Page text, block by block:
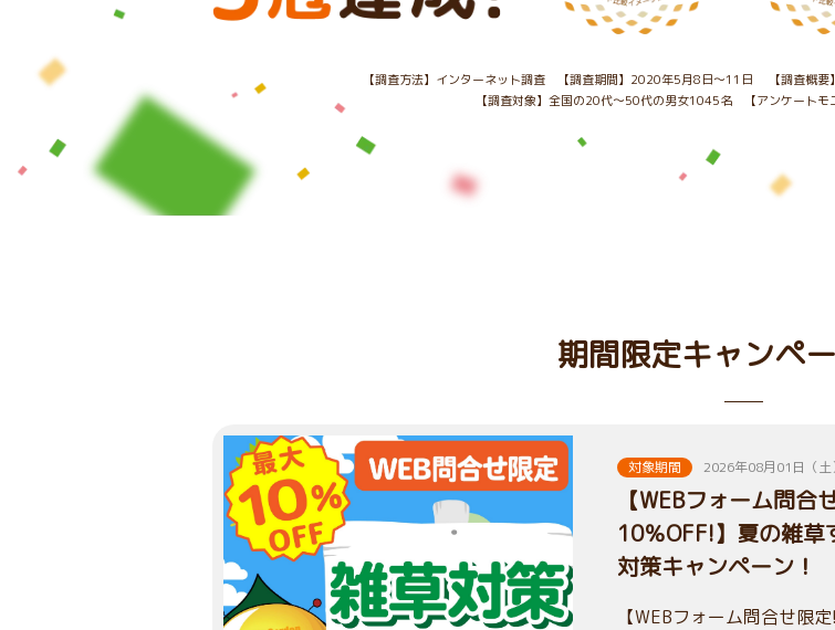
【調査方法】インターネット調査 【調査期間】2020年5月8日～11日
【調査概
【調査対象】全国の20代～50代の男女1045名
【アンケート
期間限定キャンペ
対象期間 2026年08月01日（土
【WEBフォーム問
10％OFF!】夏の雑
対策キャンペーン！
【WEBフォーム問合せ